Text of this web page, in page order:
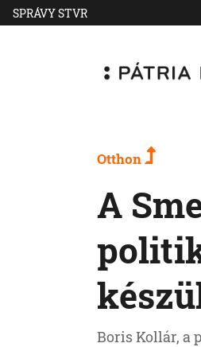
SPRÁVY STVR
Otthon
A
Boris Kollár, a